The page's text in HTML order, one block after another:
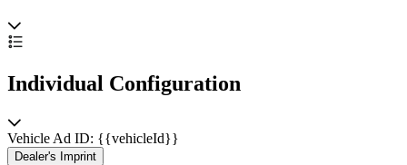
Individual Configuration
Vehicle Ad ID: {{vehicleId}}
Dealer's Imprint